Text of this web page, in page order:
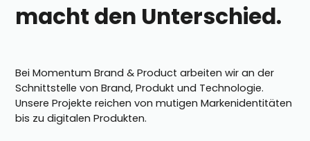
macht den Unterschied.
Bei Momentum Brand & Product arbeiten wir an der
Schnittstelle von Brand, Produkt und Technologie.
Unsere Projekte reichen von mutigen Markenidentitäten
bis zu digitalen Produkten.